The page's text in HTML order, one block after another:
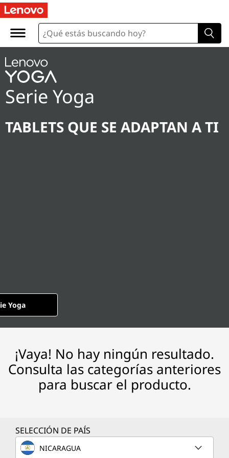
Serie Yoga
TABLETS QUE SE ADAPTAN A TI
Yoga
¡Vaya! No hay ningún resultado.
Consulta las categorías anteriores
para buscar el producto.
SELECCIÓN DE PAÍS
NICARAGUA